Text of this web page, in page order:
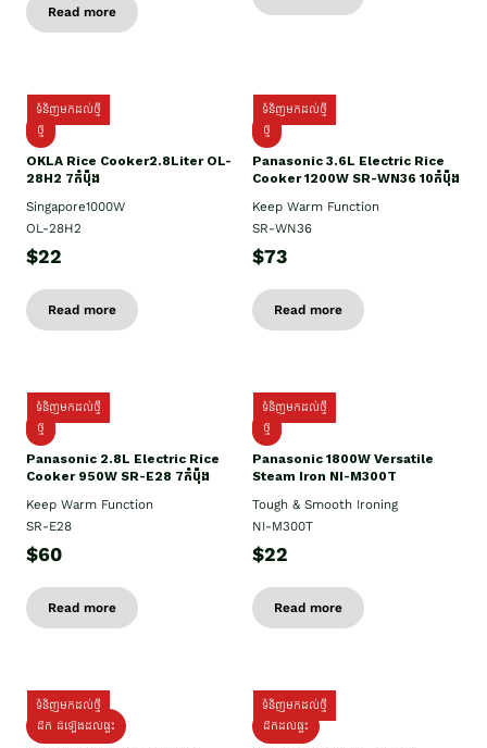
Read more
ទំនិញមកដល់ថ្មី
ថ្មិ
OKLA Rice Cooker2.8Liter OL-
28H2 7កំប៉ុង
Singapore1000W
OL-28H2
$22
Read more
ទំនិញមកដល់ថ្មី
ថ្មី
Panasonic 3.6L Electric Rice
Cooker 1200W SR-WN36 10កំប៉ុង
Keep Warm Function
SR-WN36
$73
Read more
ទំនិញមកដល់ថ្មី
ថ្មី
Panasonic 2.8L Electric Rice
Cooker 950W SR-E28 7កំប៉ុង
Keep Warm Function
SR-E28
$60
Read more
ទំនិញមកដល់ថ្មី
ថ្មី
Panasonic 1800W Versatile
Steam Iron NI-M300T
Tough & Smooth Ironing
NI-M300T
$22
Read more
ទំនិញមកដល់ថ្មី
ដឹក ដំឡើងដល់ផ្ទះ
ទំនិញមកដល់ថ្មី
ដឹកដល់ផ្ទះ